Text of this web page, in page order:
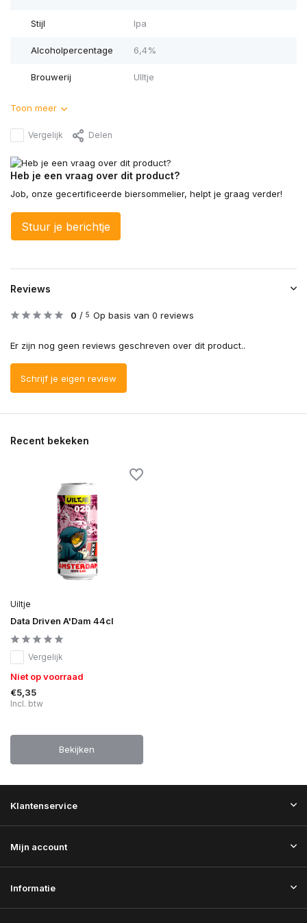
Stijl Ipa
Alcoholpercentage 6,4%
Brouwerij UIltje
Toon meer
Vergelijk Delen
Heb je een vraag over dit product?
Job, onze gecertificeerde biersommelier, helpt je graag verder!
Stuur je berichtje
Reviews
0 / 5 Op basis van 0 reviews
Er zijn nog geen reviews geschreven over dit product..
Schrijf je eigen review
Recent bekeken
Uiltje
Data Driven A'Dam 44cl
Vergelijk
Niet op voorraad
€5,35
Incl. btw
Bekijken
Klantenservice
Mijn account
Informatie